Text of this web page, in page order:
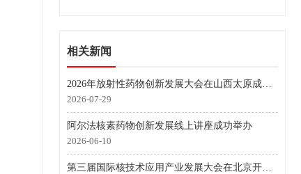
相关新闻
2026年放射性药物创新发展大会在山西太原成功举行
2026-07-29
阿尔法核素药物创新发展线上讲座成功举办
2026-06-10
第三届国际核技术应用产业发展大会在北京开幕 首个全球核技术应用产业合作倡议发布